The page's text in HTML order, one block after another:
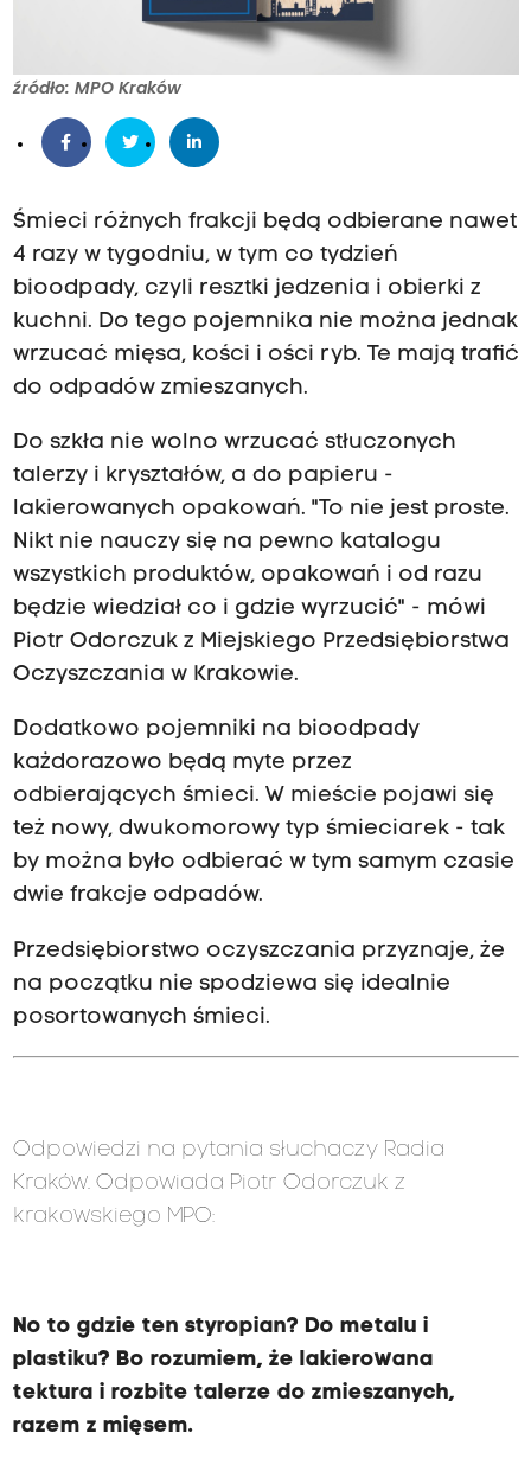
źródło: MPO Kraków
Śmieci różnych frakcji będą odbierane nawet
4 razy w tygodniu, w tym co tydzień
bioodpady, czyli resztki jedzenia i obierki z
kuchni. Do tego pojemnika nie można jednak
wrzucać mięsa, kości i ości ryb. Te mają trafić
do odpadów zmieszanych.
Do szkła nie wolno wrzucać stłuczonych
talerzy i kryształów, a do papieru -
lakierowanych opakowań. "To nie jest proste.
Nikt nie nauczy się na pewno katalogu
wszystkich produktów, opakowań i od razu
będzie wiedział co i gdzie wyrzucić" - mówi
Piotr Odorczuk z Miejskiego Przedsiębiorstwa
Oczyszczania w Krakowie.
Dodatkowo pojemniki na bioodpady
każdorazowo będą myte przez
odbierających śmieci. W mieście pojawi się
też nowy, dwukomorowy typ śmieciarek - tak
by można było odbierać w tym samym czasie
dwie frakcje odpadów.
Przedsiębiorstwo oczyszczania przyznaje, że
na początku nie spodziewa się idealnie
posortowanych śmieci.
Odpowiedzi na pytania słuchaczy Radia
Kraków. Odpowiada Piotr Odorczuk z
krakowskiego MPO:
No to gdzie ten styropian? Do metalu i
plastiku? Bo rozumiem, że lakierowana
tektura i rozbite talerze do zmieszanych,
razem z mięsem.